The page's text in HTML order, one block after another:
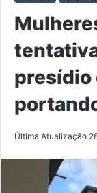
presídio
Última Atualização